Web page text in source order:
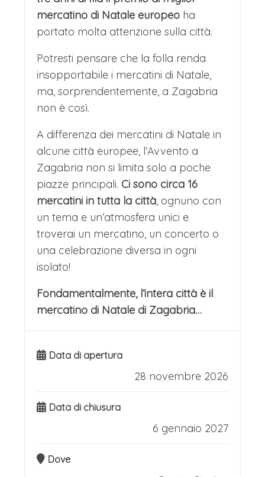
mercatino di Natale europeo ha
portato molta attenzione sulla città.
Potresti pensare che la folla renda
insopportabile i mercatini di Natale,
ma, sorprendentemente, a Zagabria
non è così.
A differenza dei mercatini di Natale in
alcune città europee, l’Avvento a
Zagabria non si limita solo a poche
piazze principali. Ci sono circa 16
mercatini in tutta la città, ognuno con
un tema e un’atmosfera unici e
troverai un mercatino, un concerto o
una celebrazione diversa in ogni
isolato!
Fondamentalmente, l’intera città è il
mercatino di Natale di Zagabria…
Data di apertura
28 novembre 2026
Data di chiusura
6 gennaio 2027
Dove